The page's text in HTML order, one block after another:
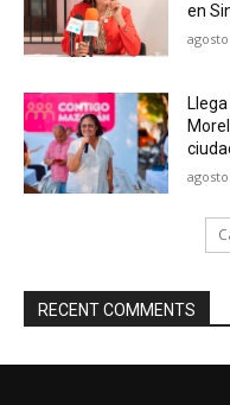
en
RECENT COMMENTS